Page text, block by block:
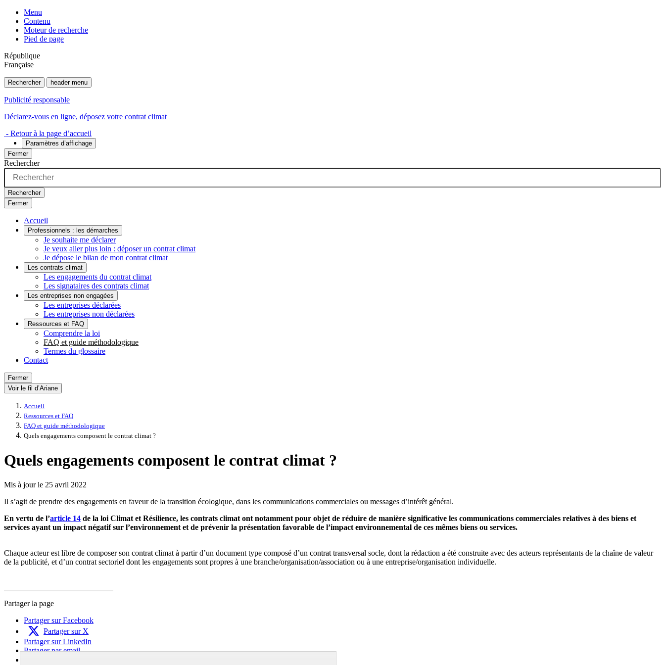
Menu
Contenu
Moteur de recherche
Pied de page
République
Française
Rechercher header menu
Publicité responsable
Déclarez-vous en ligne, déposez votre contrat climat
- Retour à la page d’accueil
Paramètres d’affichage
Fermer
Rechercher
Rechercher
Fermer
Accueil
Professionnels : les démarches
Je souhaite me déclarer
Je veux aller plus loin : déposer un contrat climat
Je dépose le bilan de mon contrat climat
Les contrats climat
Les engagements du contrat climat
Les signataires des contrats climat
Les entreprises non engagées
Les entreprises déclarées
Les entreprises non déclarées
Ressources et FAQ
Comprendre la loi
FAQ et guide méthodologique
Termes du glossaire
Contact
Fermer
Voir le fil d’Ariane
Accueil
Ressources et FAQ
FAQ et guide méthodologique
Quels engagements composent le contrat climat ?
Quels engagements composent le contrat climat ?
Mis à jour le 25 avril 2022
Il s’agit de prendre des engagements en faveur de la transition écologique, dans les communications commerciales ou messages d’intérêt général.
En vertu de l’article 14 de la loi Climat et Résilience, les contrats climat ont notamment pour objet de réduire de manière significative les communications commerciales relatives à des biens et
services ayant un impact négatif sur l’environnement et de prévenir la présentation favorable de l’impact environnemental de ces mêmes biens ou services.
Chaque acteur est libre de composer son contrat climat à partir d’un document type composé d’un contrat transversal socle, dont la rédaction a été construite avec des acteurs représentants de la chaîne de valeur
de la publicité, et d’un contrat sectoriel dont les engagements sont propres à une branche/organisation/association ou à une entreprise/organisation individuelle.
Partager la page
Partager sur Facebook
Partager sur X
Partager sur LinkedIn
Partager par email